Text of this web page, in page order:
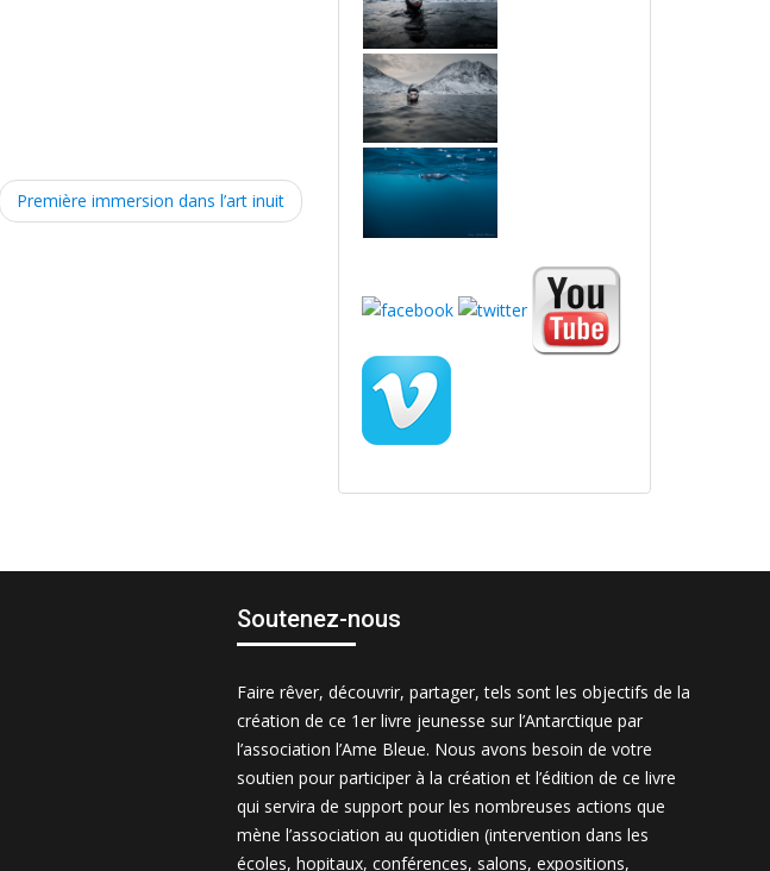
Première immersion dans l’art inuit
Soutenez-nous
Faire rêver, découvrir, partager, tels sont les objectifs de la
création de ce 1er livre jeunesse sur l’Antarctique par
l’association l’Ame Bleue. Nous avons besoin de votre
soutien pour participer à la création et l’édition de ce livre
qui servira de support pour les nombreuses actions que
mène l’association au quotidien (intervention dans les
écoles, hopitaux, conférences, salons, expositions,